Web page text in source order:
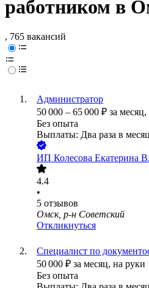
работником в
, 765 вакансий
Администратор
50 000 – 65 000 ₽ за месяц,
Без опыта
Выплаты: Два раза в месяц
ИП Колесова Екатерина
4.4
•
5 отзывов
Омск, р-н Советский
Откликнуться
Специалист по
50 000 ₽ за месяц, на руки
Без опыта